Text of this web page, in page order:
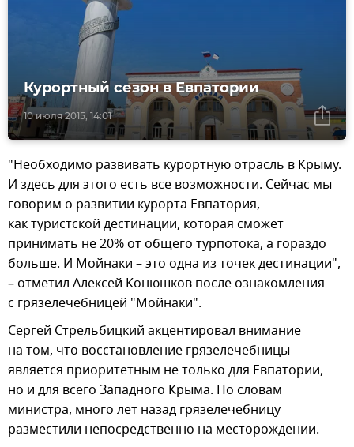
10 июля 2015, 14:01
Курортный сезон в Евпатории
"Необходимо развивать курортную отрасль в Крыму.
И здесь для этого есть все возможности. Сейчас мы
говорим о развитии курорта Евпатория,
как туристской дестинации, которая сможет
принимать не 20% от общего турпотока, а гораздо
больше. И Мойнаки – это одна из точек дестинации",
– отметил Алексей Конюшков после ознакомления
с грязелечебницей "Мойнаки".
Сергей Стрельбицкий акцентировал внимание
на том, что восстановление грязелечебницы
является приоритетным не только для Евпатории,
но и для всего Западного Крыма. По словам
министра, много лет назад грязелечебницу
разместили непосредственно на месторождении.